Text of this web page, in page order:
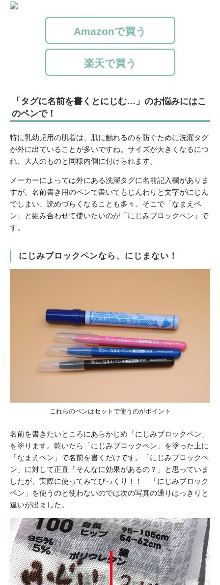
Amazonで買う
楽天で買う
「タグに名前を書くとにじむ…」のお悩みにはこ
のペンで！
特に乳幼児用の肌着は、肌に触れるのを防ぐために洗濯タグ
が外に出ていることが多いですね。サイズが大きくなるにつ
れ、大人のものと同様内側に付けられます。
メーカーによっては外にある洗濯タグに名前記入欄がありま
すが。名前書き用のペンで書いてもじんわりと文字がにじん
でしまい、読めづらくなることも多々。そこで「なまえペ
ン」と組み合わせて使いたいのが「にじみブロックペン」で
す。
にじみブロックペンなら、にじまない！
これらのペンはセットで使うのがポイント
名前を書きたいところにあらかじめ「にじみブロックペン」
を塗ります。乾いたら「にじみブロックペン」を塗った上に
「なまえペン」で名前を書くだけです。「にじみブロックペ
ン」に対して正直「そんなに効果があるの？」と思っていま
したが、実際に使ってみてびっくり！！ 「にじみブロック
ペン」を使うのと使わないのでは次の写真の通りはっきりと
違いが出ました。